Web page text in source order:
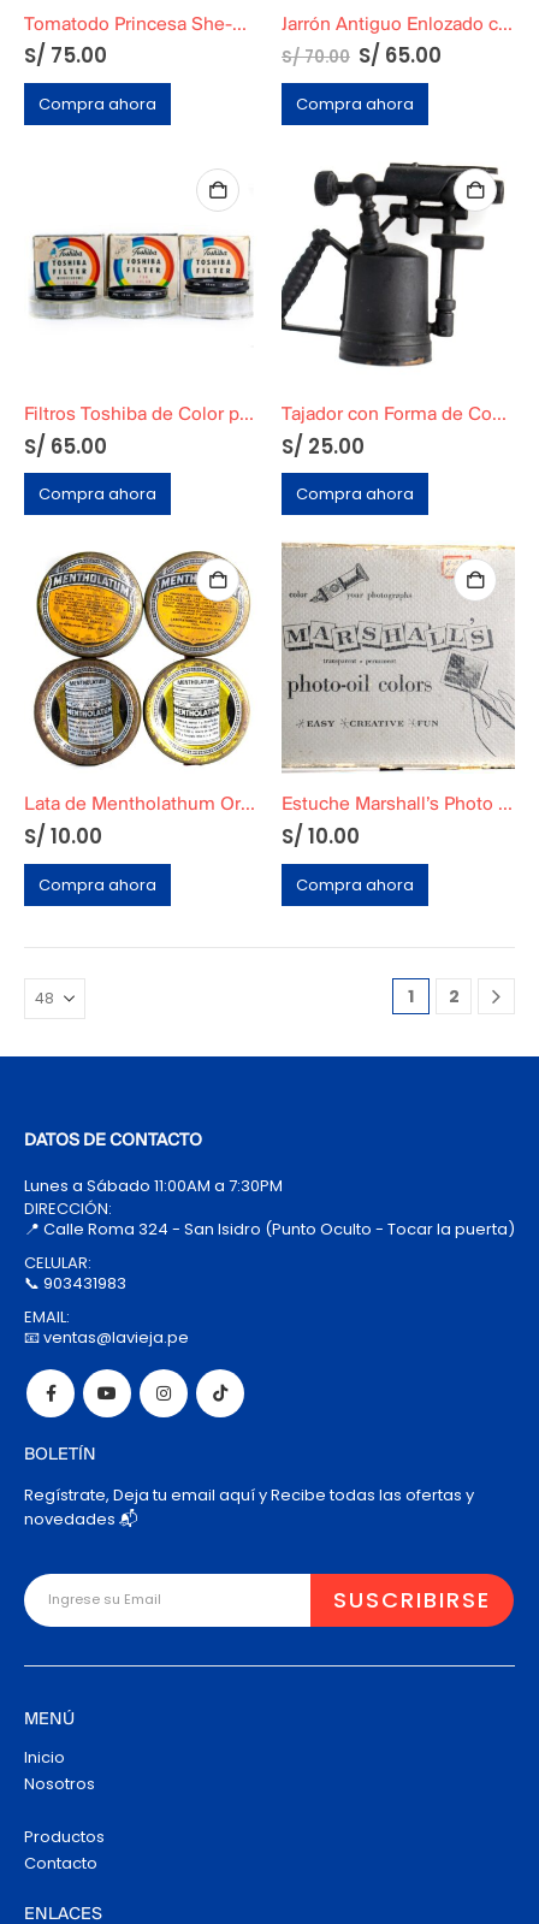
Tomatodo Princesa She-Ra Ochentero
S/ 75.00
Compra ahora
Jarrón Antiguo Enlozado con Diseño de Mármol
S/70.00 El
precio
original
era:
S/ 70.00.
S/ 65.00El
Compra ahora
Filtros Toshiba de Color para Lente de Cámara
S/ 65.00
Compra ahora
Tajador con Forma de Compresor de Pintura
S/ 25.00
Compra ahora
Lata de Mentholathum Original Años 60
S/ 10.00
Compra ahora
Estuche Marshall’s Photo Oil
S/ 10.00
Compra ahora
1 2
DATOS DE CONTACTO
Lunes a Sábado 11:00AM a 7:30PM
DIRECCIÓN:
📍 Calle Roma 324 - San Isidro (Punto Oculto - Tocar la puerta)
CELULAR:
📞 903431983
EMAIL:
📧 ventas@lavieja.pe
BOLETÍN
Regístrate, Deja tu email aquí y Recibe todas las ofertas y
novedades 📬
MENÚ
Inicio
Nosotros
Productos
Contacto
ENLACES